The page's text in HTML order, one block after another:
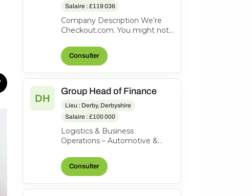
Salaire : £119 036
Company Description We’re
Checkout.com. You might not
companies like eBay, Spotify,
Klarna, Uber,...
Consulter
DH
Group Head of Finance
Lieu : Derby, Derbyshire
Salaire : £100 000
Logistics & Business
Operations – Automotive &
Product | Private Equity-
Backed Our client is a...
Consulter